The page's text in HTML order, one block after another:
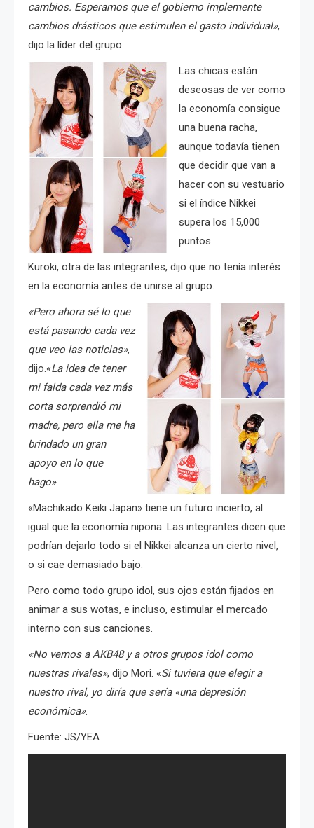
cambios. Esperamos que el gobierno implemente
cambios drásticos que estimulen el gasto individual»,
dijo la líder del grupo.
Las chicas están
deseosas de ver como
la economía consigue
una buena racha,
aunque todavía tienen
que decidir que van a
hacer con su vestuario
si el índice Nikkei
supera los 15,000
puntos.
Kuroki, otra de las integrantes, dijo que no tenía interés
en la economía antes de unirse al grupo.
«Pero ahora sé lo que
está pasando cada vez
que veo las noticias»,
dijo.«La idea de tener
mi falda cada vez más
corta sorprendió mi
madre, pero ella me ha
brindado un gran
apoyo en lo que
hago».
«Machikado Keiki Japan» tiene un futuro incierto, al
igual que la economía nipona. Las integrantes dicen que
podrían dejarlo todo si el Nikkei alcanza un cierto nivel,
o si cae demasiado bajo.
Pero como todo grupo idol, sus ojos están fijados en
animar a sus wotas, e incluso, estimular el mercado
interno con sus canciones.
«No vemos a AKB48 y a otros grupos idol como
nuestras rivales», dijo Mori. «Si tuviera que elegir a
nuestro rival, yo diría que sería «una depresión
económica».
Fuente: JS/YEA